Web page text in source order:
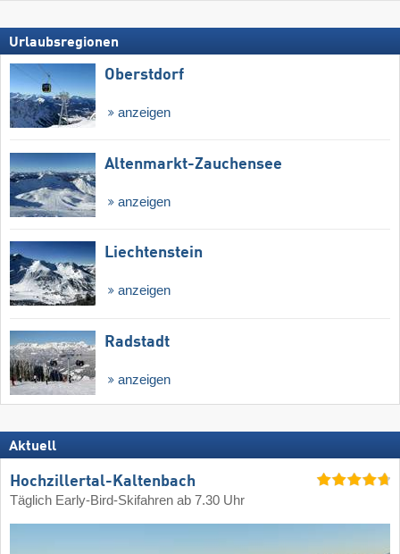
Urlaubsregionen
Oberstdorf
anzeigen
Altenmarkt-Zauchensee
anzeigen
Liechtenstein
anzeigen
Radstadt
anzeigen
Aktuell
Hochzillertal-Kaltenbach
Täglich Early-Bird-Skifahren ab 7.30 Uhr